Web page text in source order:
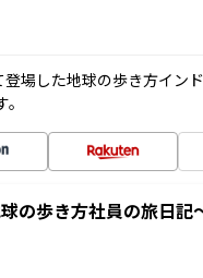
登場した地球の歩き方イ
の歩き方社員の旅日記